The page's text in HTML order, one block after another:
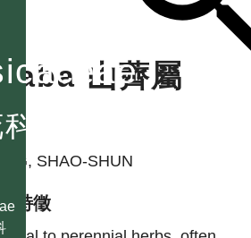
山薺屬
SHAO-SHUN
特徵